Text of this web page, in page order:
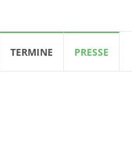
TERMINE PRESSE